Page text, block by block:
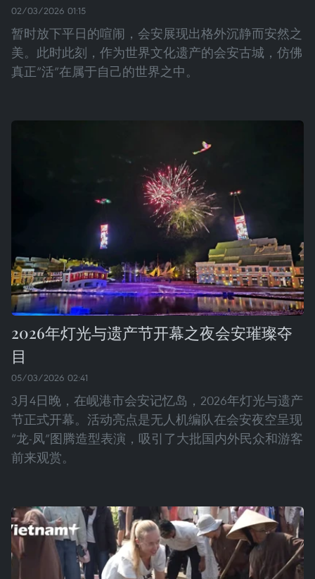
02/03/2026 01:15
暂时放下平日的喧闹，会安展现出格外沉静而安然之
美。此时此刻，作为世界文化遗产的会安古城，仿佛
真正“活”在属于自己的世界之中。
2026年灯光与遗产节开幕之夜会安璀璨夺
目
05/03/2026 02:41
3月4日晚，在岘港市会安记忆岛，2026年灯光与遗产
节正式开幕。活动亮点是无人机编队在会安夜空呈现
“龙-凤”图腾造型表演，吸引了大批国内外民众和游客
前来观赏。